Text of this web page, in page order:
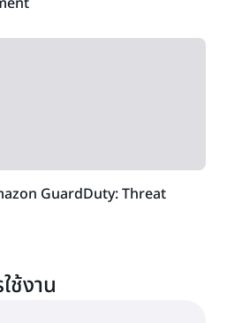
GuardDuty: Threat
ช้งาน